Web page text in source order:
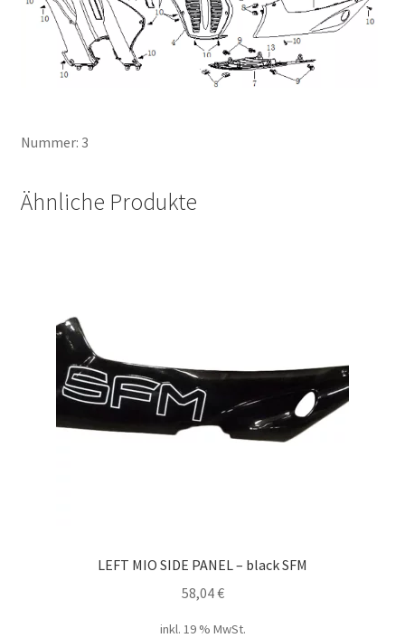
Nummer: 3
Ähnliche Produkte
LEFT MIO SIDE PANEL – black SFM
58,04€
inkl. 19 % MwSt.